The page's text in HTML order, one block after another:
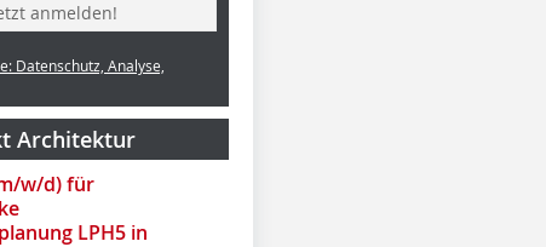
anmelden!
Datenschutz, Analyse,
Architektur
w/d) für
LPH5 in